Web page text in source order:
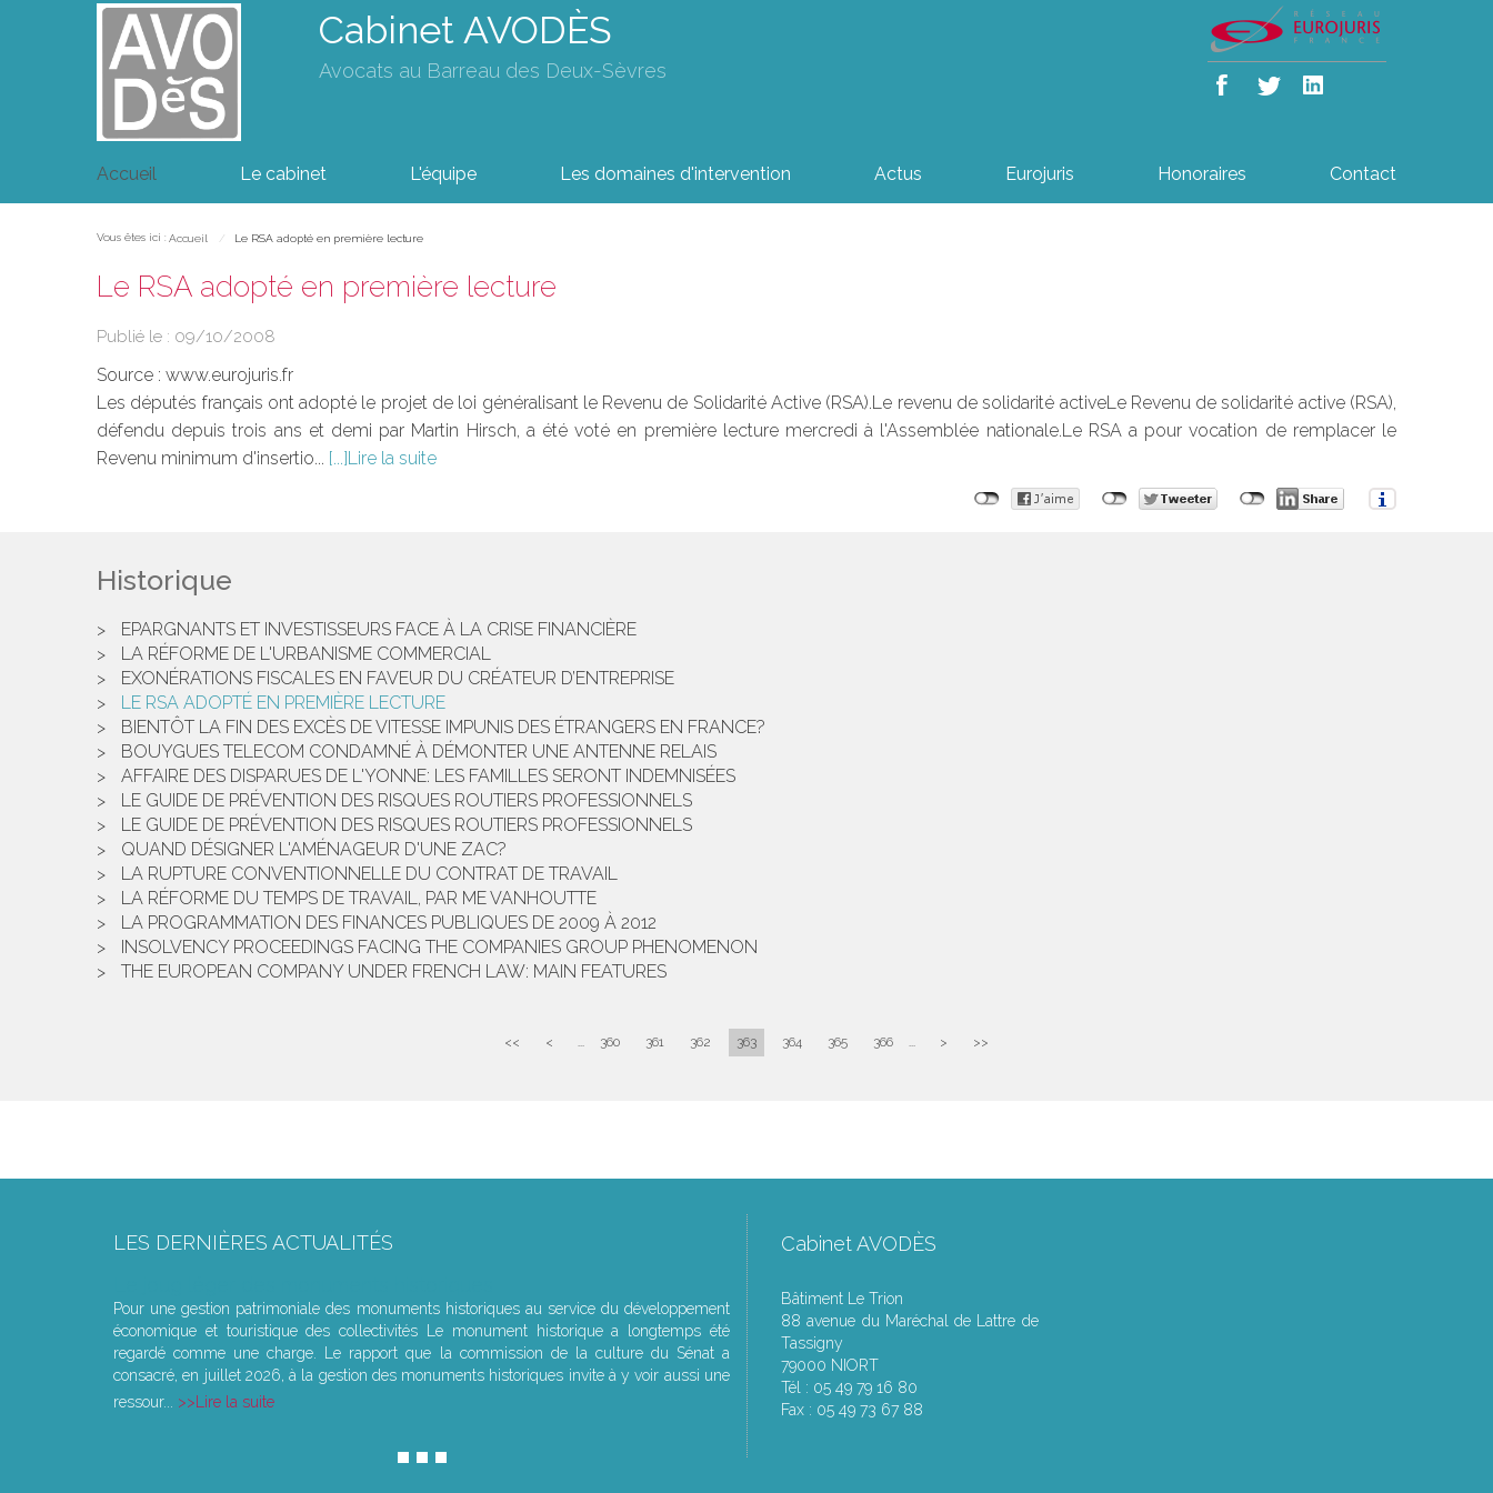
Cabinet AVODÈS
Avocats au Barreau des Deux-Sèvres
Accueil Le cabinet L'équipe Les domaines d'intervention Actus Eurojuris Honoraires Contact
Vous êtes ici : Accueil Le RSA adopté en première lecture
Le RSA adopté en première lecture
Publié le : 09/10/2008
Source : www.eurojuris.fr
Les députés français ont adopté le projet de loi généralisant le Revenu de Solidarité Active (RSA).Le revenu de solidarité activeLe Revenu de solidarité active (RSA),
défendu depuis trois ans et demi par Martin Hirsch, a été voté en première lecture mercredi à l'Assemblée nationale.Le RSA a pour vocation de remplacer le
Revenu minimum d'insertio...
Lire la suite
Historique
EPARGNANTS ET INVESTISSEURS FACE À LA CRISE FINANCIÈRE
LA RÉFORME DE L'URBANISME COMMERCIAL
EXONÉRATIONS FISCALES EN FAVEUR DU CRÉATEUR D’ENTREPRISE
LE RSA ADOPTÉ EN PREMIÈRE LECTURE
BIENTÔT LA FIN DES EXCÈS DE VITESSE IMPUNIS DES ÉTRANGERS EN FRANCE?
BOUYGUES TELECOM CONDAMNÉ À DÉMONTER UNE ANTENNE RELAIS
AFFAIRE DES DISPARUES DE L'YONNE: LES FAMILLES SERONT INDEMNISÉES
LE GUIDE DE PRÉVENTION DES RISQUES ROUTIERS PROFESSIONNELS
LE GUIDE DE PRÉVENTION DES RISQUES ROUTIERS PROFESSIONNELS
QUAND DÉSIGNER L'AMÉNAGEUR D'UNE ZAC?
LA RUPTURE CONVENTIONNELLE DU CONTRAT DE TRAVAIL
LA RÉFORME DU TEMPS DE TRAVAIL, PAR ME VANHOUTTE
LA PROGRAMMATION DES FINANCES PUBLIQUES DE 2009 À 2012
INSOLVENCY PROCEEDINGS FACING THE COMPANIES GROUP PHENOMENON
THE EUROPEAN COMPANY UNDER FRENCH LAW: MAIN FEATURES
<< < ... 360 361 362 363 364 365 366 ... > >>
LES DERNIÈRES ACTUALITÉS
Pour une gestion patrimoniale des monuments historiques au service du développement
économique et touristique des collectivités Le monument historique a longtemps été
regardé comme une charge. Le rapport que la commission de la culture du Sénat a
consacré, en juillet 2026, à la gestion des monuments historiques invite à y voir aussi une
ressour...
Lire la suite
Cabinet AVODÈS
Bâtiment Le Trion
88 avenue du Maréchal de Lattre de
Tassigny
79000 NIORT
Tél : 05 49 79 16 80
Fax : 05 49 73 67 88